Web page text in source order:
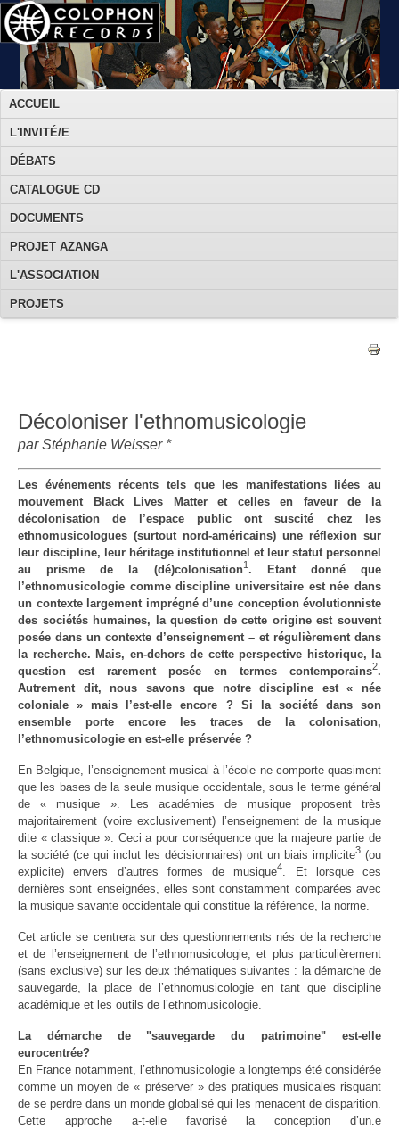
ACCUEIL
L'INVITÉ/E
DÉBATS
CATALOGUE CD
DOCUMENTS
PROJET AZANGA
L'ASSOCIATION
PROJETS
Décoloniser l'ethnomusicologie
par Stéphanie Weisser *
Les événements récents tels que les manifestations liées au
mouvement Black Lives Matter et celles en faveur de la
décolonisation de l’espace public ont suscité chez les
ethnomusicologues (surtout nord-américains) une réflexion sur
leur discipline, leur héritage institutionnel et leur statut personnel
au prisme de la (dé)colonisation1. Etant donné que
l’ethnomusicologie comme discipline universitaire est née dans
un contexte largement imprégné d’une conception évolutionniste
des sociétés humaines, la question de cette origine est souvent
posée dans un contexte d’enseignement – et régulièrement dans
la recherche. Mais, en-dehors de cette perspective historique, la
question est rarement posée en termes contemporains2.
Autrement dit, nous savons que notre discipline est « née
coloniale » mais l’est-elle encore ? Si la société dans son
ensemble porte encore les traces de la colonisation,
l’ethnomusicologie en est-elle préservée ?
En Belgique, l’enseignement musical à l’école ne comporte quasiment
que les bases de la seule musique occidentale, sous le terme général
de « musique ». Les académies de musique proposent très
majoritairement (voire exclusivement) l’enseignement de la musique
dite « classique ». Ceci a pour conséquence que la majeure partie de
la société (ce qui inclut les décisionnaires) ont un biais implicite3 (ou
explicite) envers d’autres formes de musique4
. Et lorsque ces
dernières sont enseignées, elles sont constamment comparées avec
la musique savante occidentale qui constitue la référence, la norme.
Cet article se centrera sur des questionnements nés de la recherche
et de l’enseignement de l’ethnomusicologie, et plus particulièrement
(sans exclusive) sur les deux thématiques suivantes : la démarche de
sauvegarde, la place de l’ethnomusicologie en tant que discipline
académique et les outils de l’ethnomusicologie.
La démarche de "sauvegarde du patrimoine" est-elle
eurocentrée?
En France notamment, l’ethnomusicologie a longtemps été considérée
comme un moyen de « préserver » des pratiques musicales risquant
de se perdre dans un monde globalisé qui les menacent de disparition.
Cette approche a-t-elle favorisé la conception d’un.e